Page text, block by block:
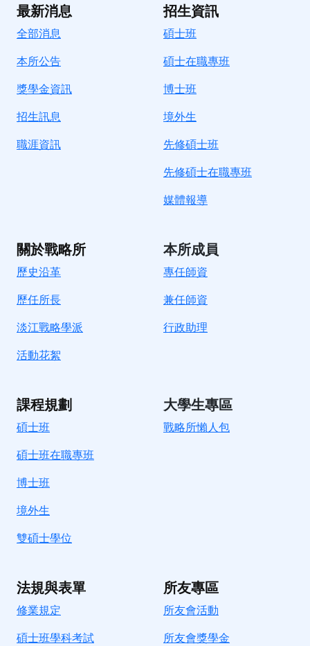
最新消息
全部消息
本所公告
獎學金資訊
招生訊息
職涯資訊
招生資訊
碩士班
碩士在職專班
博士班
境外生
先修碩士班
先修碩士在職專班
媒體報導
關於戰略所
歷史沿革
歷任所長
淡江戰略學派
活動花絮
本所成員
專任師資
兼任師資
行政助理
課程規劃
碩士班
碩士班在職專班
博士班
境外生
雙碩士學位
大學生專區
戰略所懶人包
法規與表單
修業規定
碩士班學科考試
所友專區
所友會活動
所友會獎學金